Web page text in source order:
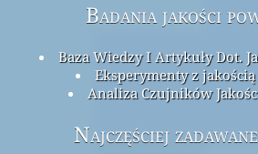
Badania jakości
Baza Wiedzy I Artykuły Dot.
Eksperymenty z
Analiza Czujników
Najczęściej